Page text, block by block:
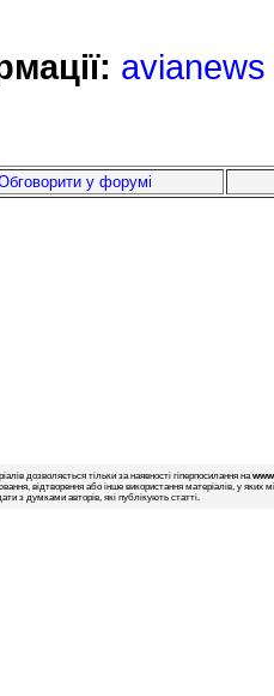
avianews
у форумі
дозволяється тільки за наявності гіперпосилання на
відтворення або інше використання матеріалів, у яких
з думками авторів, які публікують статті.